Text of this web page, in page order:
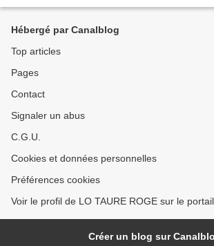
Hébergé par Canalblog
Top articles
Pages
Contact
Signaler un abus
C.G.U.
Cookies et données personnelles
Préférences cookies
Voir le profil de LO TAURE ROGE sur le
Créer un blog sur